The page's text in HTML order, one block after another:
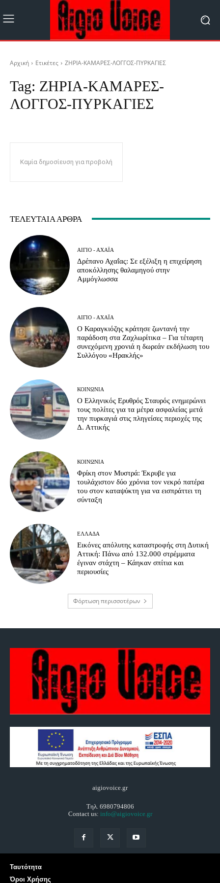
Αρχική Ετικέτες ΖΗΡΙΑ-ΚΑΜΑΡΕΣ-ΛΟΓΓΟΣ-ΠΥΡΚΑΓΙΕΣ
Tag: ΖΗΡΙΑ-ΚΑΜΑΡΕΣ-
ΛΟΓΓΟΣ-ΠΥΡΚΑΓΙΕΣ
Καμία δημοσίευση για προβολή
ΤΕΛΕΥΤΑΊΑ ΆΡΘΡΑ
ΑΊΓΙΟ - ΑΧΑΪ́Α
Δρέπανο Αχαΐας: Σε εξέλιξη η επιχείρηση
αποκόλλησης θαλαμηγού στην
Αμμόγλωσσα
ΑΊΓΙΟ - ΑΧΑΪ́Α
Ο Καραγκιόζης κράτησε ζωντανή την
παράδοση στα Ζαχλωρίτικα – Για τέταρτη
συνεχόμενη χρονιά η δωρεάν εκδήλωση του
Συλλόγου «Ηρακλής»
ΚΟΙΝΩΝΊΑ
Ο Ελληνικός Ερυθρός Σταυρός ενημερώνει
τους πολίτες για τα μέτρα ασφαλείας μετά
την πυρκαγιά στις πληγείσες περιοχές της
Δ. Αττικής
ΚΟΙΝΩΝΊΑ
Φρίκη στον Μυστρά: Έκρυβε για
τουλάχιστον δύο χρόνια τον νεκρό πατέρα
του στον καταψύκτη για να εισπράττει τη
σύνταξη
ΕΛΛΆΔΑ
Εικόνες απόλυτης καταστροφής στη Δυτική
Αττική: Πάνω από 132.000 στρέμματα
έγιναν στάχτη – Κάηκαν σπίτια και
περιουσίες
Φόρτωση περισσοτέρων
aigiovoice.gr
Τηλ. 6980794806
Contact us: info@aigiovoice.gr
Ταυτότητα
Όροι Χρήσης